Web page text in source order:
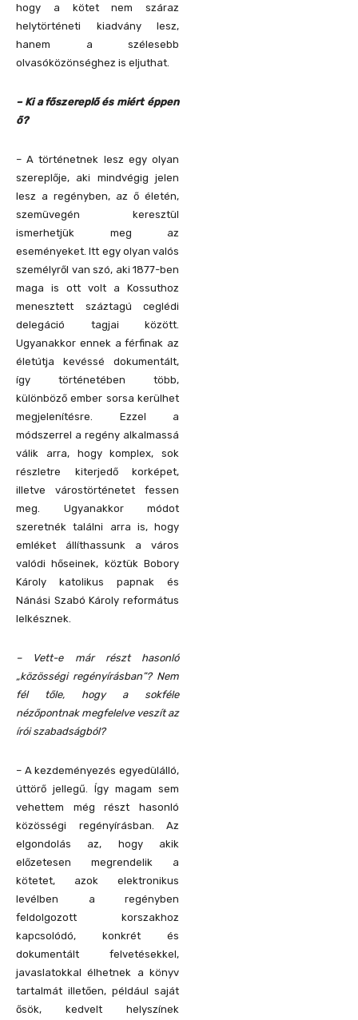
hogy a kötet nem száraz
helytörténeti kiadvány lesz,
hanem a szélesebb
olvasóközönséghez is eljuthat.
– Ki a főszereplő és miért éppen
ő?
– A történetnek lesz egy olyan
szereplője, aki mindvégig jelen
lesz a regényben, az ő életén,
szemüvegén keresztül
ismerhetjük meg az
eseményeket. Itt egy olyan valós
személyről van szó, aki 1877-ben
maga is ott volt a Kossuthoz
menesztett száztagú ceglédi
delegáció tagjai között.
Ugyanakkor ennek a férfinak az
életútja kevéssé dokumentált,
így történetében több,
különböző ember sorsa kerülhet
megjelenítésre. Ezzel a
módszerrel a regény alkalmassá
válik arra, hogy komplex, sok
részletre kiterjedő korképet,
illetve várostörténetet fessen
meg. Ugyanakkor módot
szeretnék találni arra is, hogy
emléket állíthassunk a város
valódi hőseinek, köztük Bobory
Károly katolikus papnak és
Nánási Szabó Károly református
lelkésznek.
– Vett-e már részt hasonló
„közösségi regényírásban”? Nem
fél tőle, hogy a sokféle
nézőpontnak megfelelve veszít az
írói szabadságból?
– A kezdeményezés egyedülálló,
úttörő jellegű. Így magam sem
vehettem még részt hasonló
közösségi regényírásban. Az
elgondolás az, hogy akik
előzetesen megrendelik a
kötetet, azok elektronikus
levélben a regényben
feldolgozott korszakhoz
kapcsolódó, konkrét és
dokumentált felvetésekkel,
javaslatokkal élhetnek a könyv
tartalmát illetően, például saját
ősök, kedvelt helyszínek